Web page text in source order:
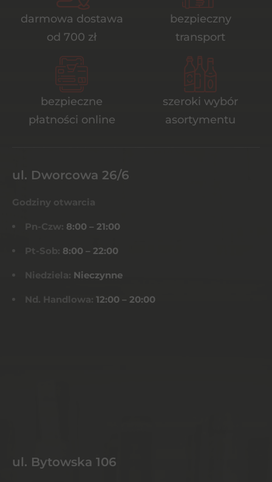
darmowa dostawa
od 700 zł
bezpieczny
transport
bezpieczne
płatności online
szeroki wybór
asortymentu
ul. Dworcowa 26/6
Godziny otwarcia
Pn-Czw: 8:00 – 21:00
Pt-Sob: 8:00 – 22:00
Niedziela: Nieczynne
Nd. Handlowa: 12:00 – 20:00
ul. Bytowska 106